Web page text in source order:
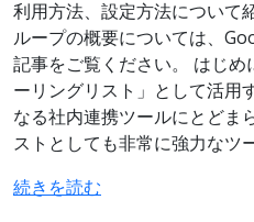
利用方法、設定方法について
ループの概要については、
記事をご覧ください。 はじ
ーリングリスト」として活用
なる社内連携ツールにとどま
ストとしても非常に強力なツ
続きを読む